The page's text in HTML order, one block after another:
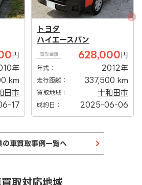
円
年
km
田市
17
トヨタ
ハイエースバン
買取金額 628,000 円
年式： 2012年
走行距離： 337,500 km
買取地域： 十和田市
成約日： 2025-06-06
の車買取事例一覧へ
取対応地域